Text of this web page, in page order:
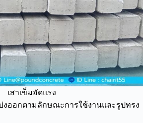
เสาเข็มอัดแรง
งออกตามลักษณะการใช้งานและรูปทรง